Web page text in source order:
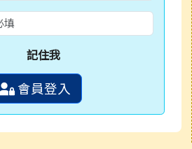
記住我
會員登入